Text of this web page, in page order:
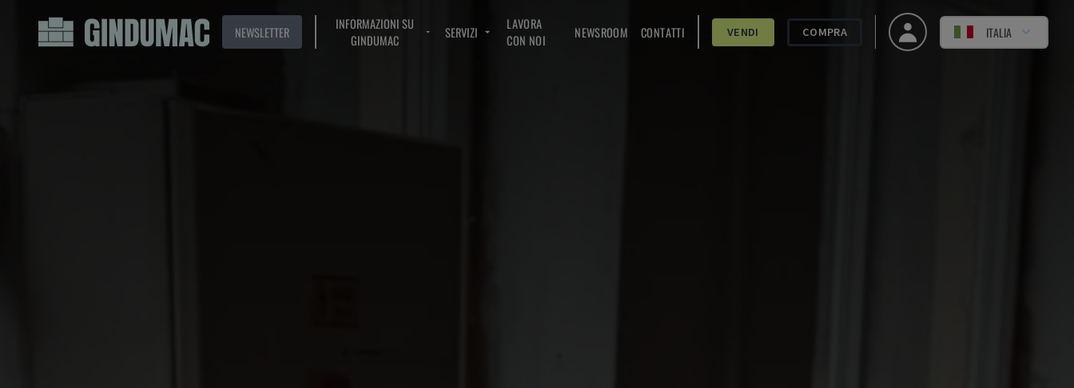
NEWSLETTER
INFORMAZIONI SU
GINDUMAC
SERVIZI
LAVORA
CON NOI
NEWSROOM CONTATTI VENDI COMPRA ITALIA